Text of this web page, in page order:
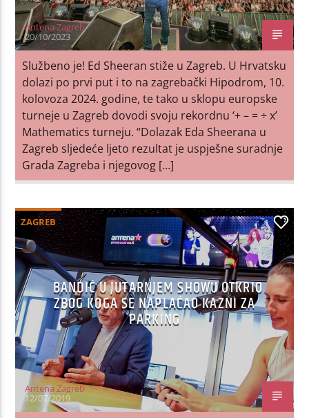
Antena Zagreb
20/10/2023
Službeno je! Ed Sheeran stiže u Zagreb. U Hrvatsku
dolazi po prvi put i to na zagrebački Hipodrom, 10.
kolovoza 2024. godine, te tako u sklopu europske
turneje u Zagreb dovodi svoju rekordnu ‘+ – = ÷ x’
Mathematics turneju. “Dolazak Eda Sheerana u
Zagreb sljedeće ljeto rezultat je uspješne suradnje
Grada Zagreba i njegovog […]
ZAGREB 1
BANDIĆ U JUTARNJEM SHOWU OTKRIO
ZBOG KOGA SE NAPLAĆAO KAZNI ZA
PARKING
Antena Zagreb
12/07/2019